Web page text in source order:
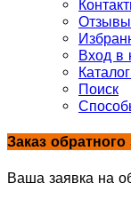
Отзывы
Вход в
Поиск
Заказ обратного
Ваша заявка на